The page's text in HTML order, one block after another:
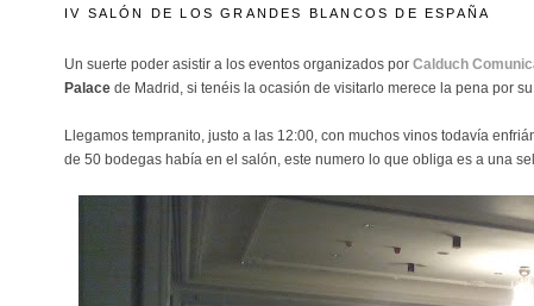
IV SALÓN DE LOS GRANDES BLANCOS DE ESPAÑA
Un suerte poder asistir a los eventos organizados por Calduch
Palace de Madrid, si tenéis la ocasión de visitarlo merece la pena por
Llegamos tempranito, justo a las 12:00, con muchos vinos todavía
de 50 bodegas había en el salón, este numero lo que obliga es a una